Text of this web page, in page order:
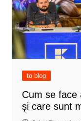
to blog
Cum se face
și care sunt